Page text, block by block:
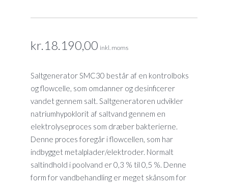
kr.18.190,00 inkl. moms
Saltgenerator SMC30 består af en kontrolboks
og flowcelle, som omdanner og desinficerer
vandet gennem salt. Saltgeneratoren udvikler
natriumhypoklorit af saltvand gennem en
elektrolyseproces som dræber bakterierne.
Denne proces foregår i flowcellen, som har
indbygget metalplader/elektroder. Normalt
saltindhold i poolvand er 0,3 % til 0,5 %. Denne
form for vandbehandling er meget skånsom for